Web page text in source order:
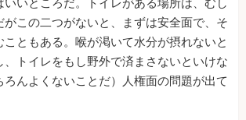
いところだ。トイレがある場所は、むし
がこの二つがないと、まずは安全面で、そ
こともある。喉が渇いて水分が摂れないと
、トイレをもし野外で済まさないといけな
ろんよくないことだ）人権面の問題が出て